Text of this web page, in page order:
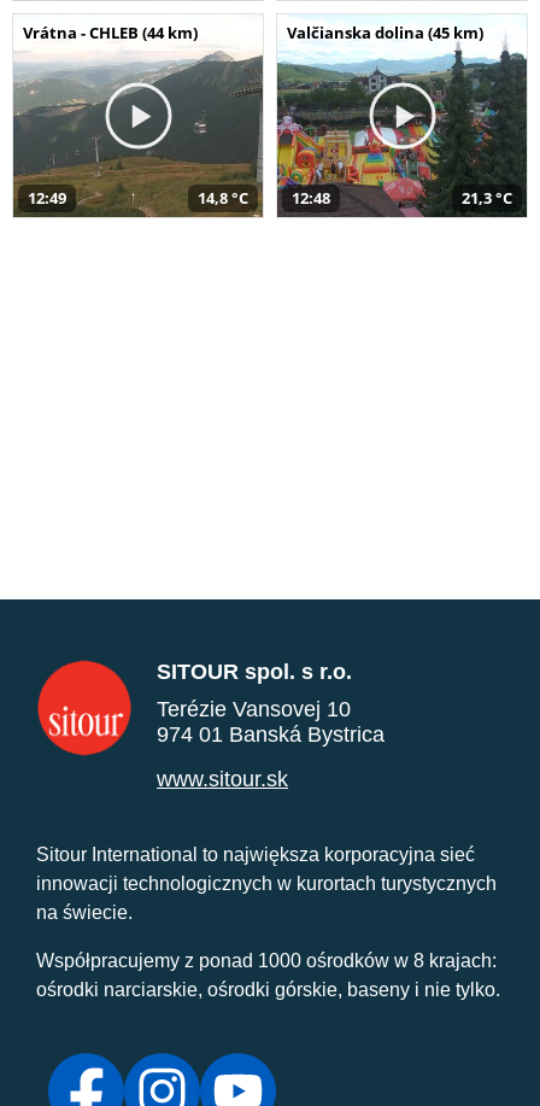
Vrátna - CHLEB (44 km)
12:49 14,8 °C
Valčianska dolina (45 km)
12:48 21,3 °C
SITOUR spol. s r.o.
Terézie Vansovej 10
974 01 Banská Bystrica
www.sitour.sk
Sitour International to największa korporacyjna sieć
innowacji technologicznych w kurortach turystycznych
na świecie.
Współpracujemy z ponad 1000 ośrodków w 8 krajach:
ośrodki narciarskie, ośrodki górskie, baseny i nie tylko.